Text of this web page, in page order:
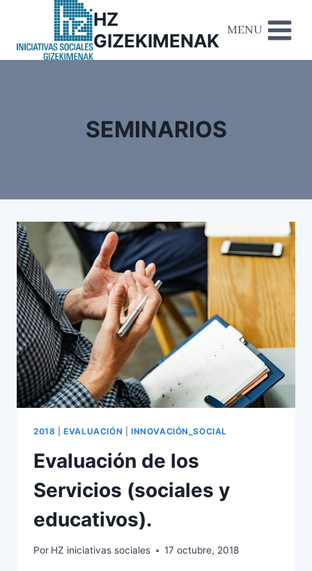
HZ
GIZEKIMENAK MENU
SEMINARIOS
2018 |EVALUACIÓN INNOVACIÓN_SOCIAL
Evaluación de los
Servicios (sociales y
educativos).
Por HZ iniciativas sociales 17 octubre, 2018